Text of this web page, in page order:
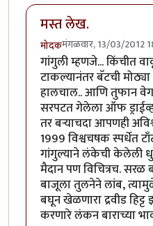
मस्त लेख.
मोदकमंगळवार, 13/03/2012
गांगुली म्हणजे... किंचीत
टाकल्यानंतर बॅटची
हालचाल.. आणि तुफान
सरपटत गेलेला ऑफ
तर बर्‍याचदा आपणही
1999 विश्वचषक स्पर्धेत
गांगुल्याने लंकेची केलेली
मैदान पण विचित्रच. सरळ
बाजूला तुलनेने लांब,
बघून खेळणारा द्रवीड
करणारे लंकन बाराच्या